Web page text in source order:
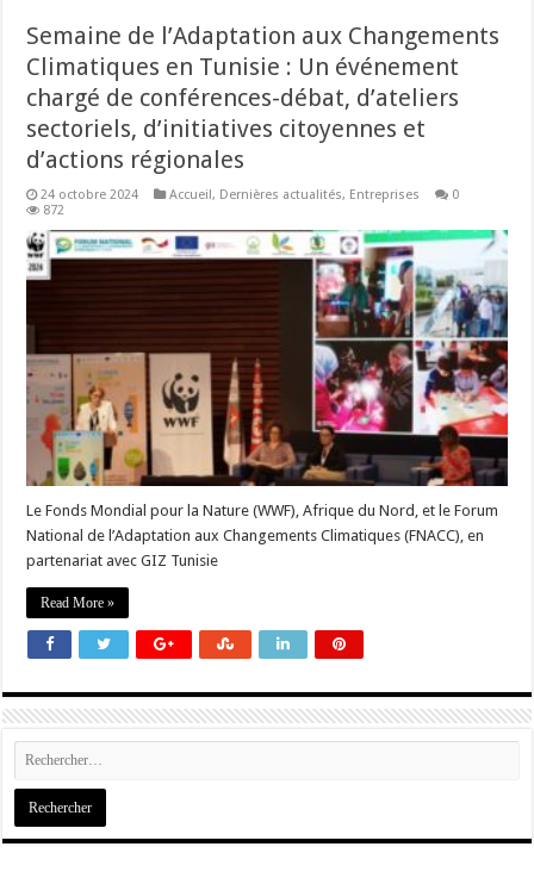
Semaine de l’Adaptation aux Changements
Climatiques en Tunisie : Un événement
chargé de conférences-débat, d’ateliers
sectoriels, d’initiatives citoyennes et
d’actions régionales
24 octobre 2024 Accueil, Dernières actualités, Entreprises
0
872
Le Fonds Mondial pour la Nature (WWF), Afrique du Nord, et le Forum
National de l’Adaptation aux Changements Climatiques (FNACC), en
partenariat avec GIZ Tunisie
Read More »